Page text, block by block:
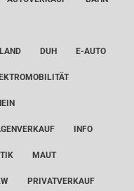
DUH E-AUTO
INFO
MAUT
PRIVATVERKAUF